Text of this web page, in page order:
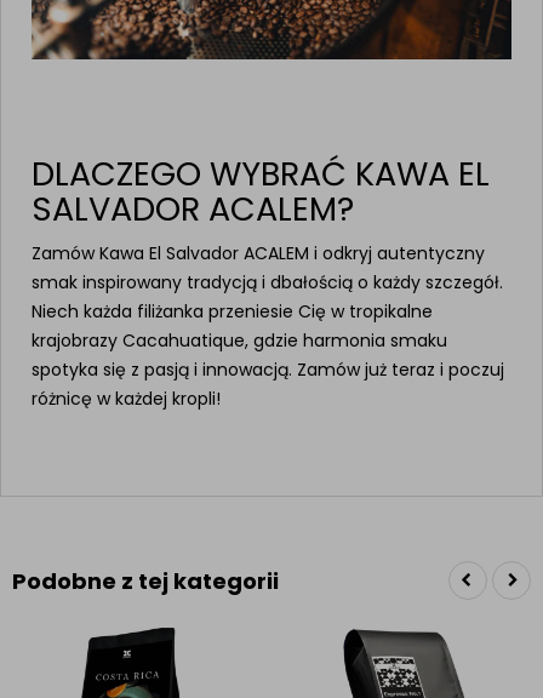
DLACZEGO WYBRAĆ KAWA EL
SALVADOR ACALEM?
Zamów Kawa El Salvador ACALEM i odkryj autentyczny
smak inspirowany tradycją i dbałością o każdy szczegół.
Niech każda filiżanka przeniesie Cię w tropikalne
krajobrazy Cacahuatique, gdzie harmonia smaku
spotyka się z pasją i innowacją. Zamów już teraz i poczuj
różnicę w każdej kropli!
Podobne z tej kategorii